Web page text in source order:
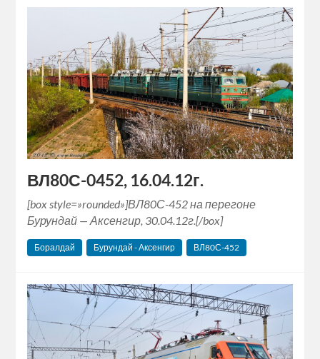
ВЛ80С-0452, 16.04.12г.
[box style=»rounded»]ВЛ80С-452 на перегоне
Бурундай — Аксенгир, 30.04.12г.[/box]
Боралдай Бурундай - Аксенгир ВЛ80С-452